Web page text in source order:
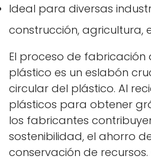
Ideal para diversas
construcción, agricultura,
El proceso de fabricación
plástico es un eslabón
circular del plástico. Al
plásticos para obtener
los fabricantes
sostenibilidad, el ahorro
conservación de